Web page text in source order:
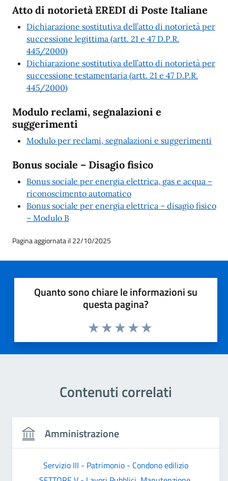
Atto di notorietà EREDI di Poste Italiane
Dichiarazione sostitutiva dell’atto di notorietà per
successione legittima (artt. 21 e 47 D.P.R.
445/2000)
Dichiarazione sostitutiva dell’atto di notorietà per
successione testamentaria (artt. 21 e 47 D.P.R.
445/2000)
Modulo reclami, segnalazioni e
suggerimenti
Modulo per reclami, segnalazioni e suggerimenti
Bonus sociale – Disagio fisico
Bonus sociale per energia elettrica, gas e acqua –
riconoscimento automatico
Bonus sociale per energia elettrica – disagio fisico
– Modulo B
Pagina aggiornata il 22/10/2025
Quanto sono chiare le informazioni su
questa pagina?
Valuta 5 stelle su 5
Valuta 4 stelle su 5
Valuta 3 stelle su 5
Valuta 2 stelle su 5
Valuta 1 stelle su 5
Contenuti correlati
Amministrazione
Servizio III - Patrimonio - Condono edilizio